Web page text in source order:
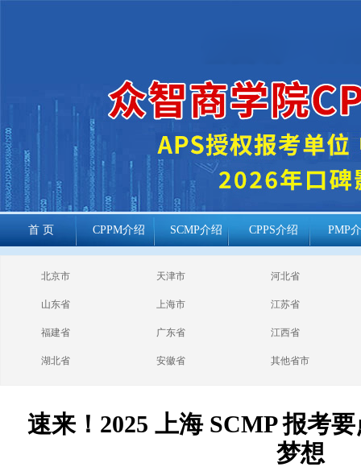
首 页 CPPM介绍 SCMP介绍 CPPS介绍 PMP
cppm报考常见
问题
北京市 天津市 河北省
山东省 上海市 江苏省
福建省 广东省 江西省
湖北省 安徽省 其他省市
速来！2025 上海 SCMP 报考
梦想